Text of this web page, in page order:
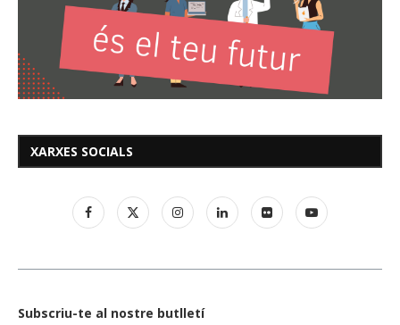
XARXES SOCIALS
Subscriu-te al nostre butlletí